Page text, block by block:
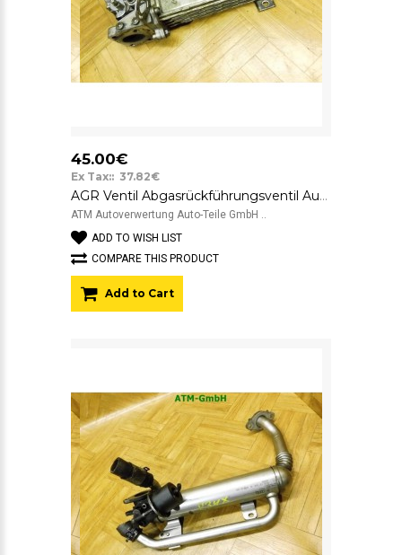
45.00€
Ex Tax:: 37.82€
AGR Ventil Abgasrückführungsventil Audi A3 8P 03G131513J
ATM Autoverwertung Auto-Teile GmbH ..
ADD TO WISH LIST
COMPARE THIS PRODUCT
Add to Cart